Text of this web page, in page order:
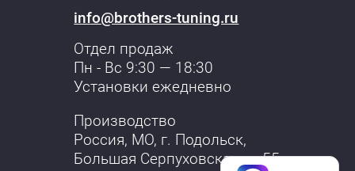
info@brothers-tuning.ru
Отдел продаж
Пн - Вс 9:30 — 18:30
Установки ежедневно
Производство
Россия, МО, г. Подольск,
Большая Серпуховская, д. 55